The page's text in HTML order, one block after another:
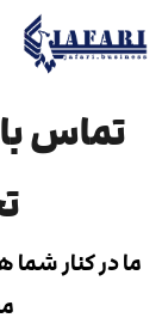
تماس
ما در کنار